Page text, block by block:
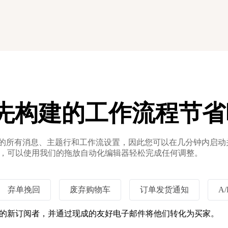
构建的工作流程节
所有消息、主题行和工作流设置，因此您可以在几分钟内启
可以使用我们的拖放自动化编辑器轻松完成任何调整。
弃单挽回 废弃购物车 订单发货通知 A/
新订阅者，并通过现成的友好电子邮件将他们转化为买家。